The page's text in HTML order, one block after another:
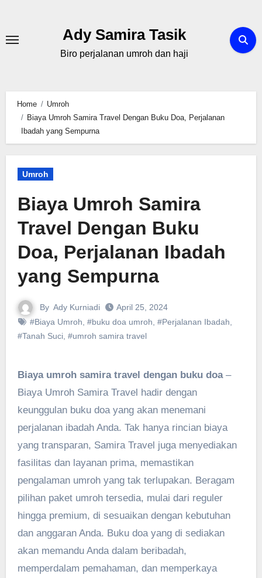
content
Ady Samira Tasik
Biro perjalanan umroh dan haji
Home
Umroh
Biaya Umroh Samira Travel Dengan Buku Doa, Perjalanan
Ibadah yang Sempurna
Umroh
Biaya Umroh Samira
Travel Dengan Buku
Doa, Perjalanan Ibadah
yang Sempurna
By Ady Kurniadi
April 25, 2024
#Biaya Umroh, #buku doa umroh, #Perjalanan Ibadah,
#Tanah Suci, #umroh samira travel
Biaya umroh samira travel dengan buku doa–
Biaya Umroh Samira Travel hadir dengan
keunggulan buku doa yang akan menemani
perjalanan ibadah Anda. Tak hanya rincian biaya
yang transparan, Samira Travel juga menyediakan
fasilitas dan layanan prima, memastikan
pengalaman umroh yang tak terlupakan. Beragam
pilihan paket umroh tersedia, mulai dari reguler
hingga premium, di sesuaikan dengan kebutuhan
dan anggaran Anda. Buku doa yang di sediakan
akan memandu Anda dalam beribadah,
memperdalam pemahaman, dan memperkaya